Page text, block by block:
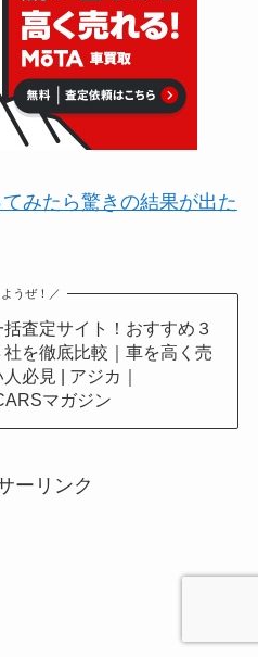
みたら驚きの結果が出た
うぜ！／
括査定サイト！おすすめ３
社を徹底比較｜車を高く売
人必見 | アジカ｜
マガジン
ーリンク